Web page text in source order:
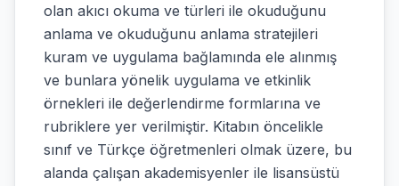
olan akıcı okuma ve türleri ile okuduğunu
anlama ve okuduğunu anlama stratejileri
kuram ve uygulama bağlamında ele alınmış
ve bunlara yönelik uygulama ve etkinlik
örnekleri ile değerlendirme formlarına ve
rubriklere yer verilmiştir. Kitabın öncelikle
sınıf ve Türkçe öğretmenleri olmak üzere, bu
alanda çalışan akademisyenler ile lisansüstü